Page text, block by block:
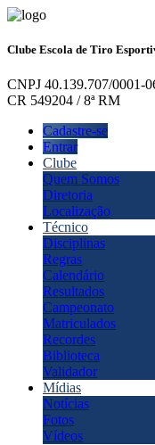
Clube Escola de Tiro
CNPJ 40.139.707/0001-
CR 549204 / 8ª RM
Cadastre-se
Entrar
Clube
Quem Somos
Diretoria
Localização
Técnico
Disciplinas
Regras
Calendário
Resultados
Campeonato
Matriculados
Recordes
Biblioteca
Validador
Mídias
Notícias
Fotos
Vídeos